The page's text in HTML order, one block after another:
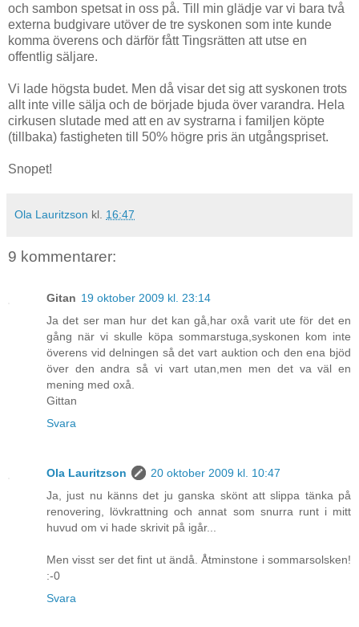
och sambon spetsat in oss på. Till min glädje var vi bara två
externa budgivare utöver de tre syskonen som inte kunde
komma överens och därför fått Tingsrätten att utse en
offentlig säljare.
Vi lade högsta budet. Men då visar det sig att syskonen trots
allt inte ville sälja och de började bjuda över varandra. Hela
cirkusen slutade med att en av systrarna i familjen köpte
(tillbaka) fastigheten till 50% högre pris än utgångspriset.
Snopet!
Ola Lauritzson kl. 16:47
9 kommentarer:
Gitan 19 oktober 2009 kl. 23:14
Ja det ser man hur det kan gå,har oxå varit ute för det en
gång när vi skulle köpa sommarstuga,syskonen kom inte
överens vid delningen så det vart auktion och den ena bjöd
över den andra så vi vart utan,men men det va väl en
mening med oxå.
Gittan
Svara
Ola Lauritzson
20 oktober 2009 kl. 10:47
Ja, just nu känns det ju ganska skönt att slippa tänka på
renovering, lövkrattning och annat som snurra runt i mitt
huvud om vi hade skrivit på igår...
Men visst ser det fint ut ändå. Åtminstone i sommarsolsken!
:-0
Svara